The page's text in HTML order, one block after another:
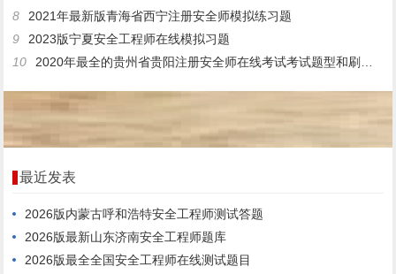
8
2021年最新版青海省西宁注册安全师模拟练习题
9
2023版宁夏安全工程师在线模拟习题
10
2020年最全的贵州省贵阳注册安全师在线考试考试题型和刷题软件
最近发表
2026版内蒙古呼和浩特安全工程师测试答题
2026版最新山东济南安全工程师题库
2026版最全全国安全工程师在线测试题目